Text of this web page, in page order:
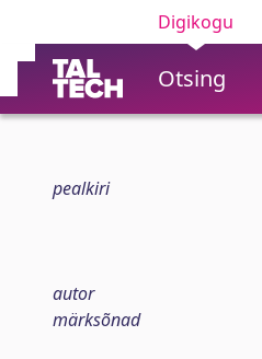
Digikogu
Otsing
pealkiri
autor
märksõnad